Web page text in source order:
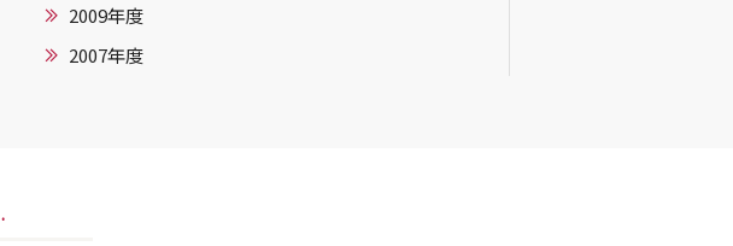
2009年度
2007年度